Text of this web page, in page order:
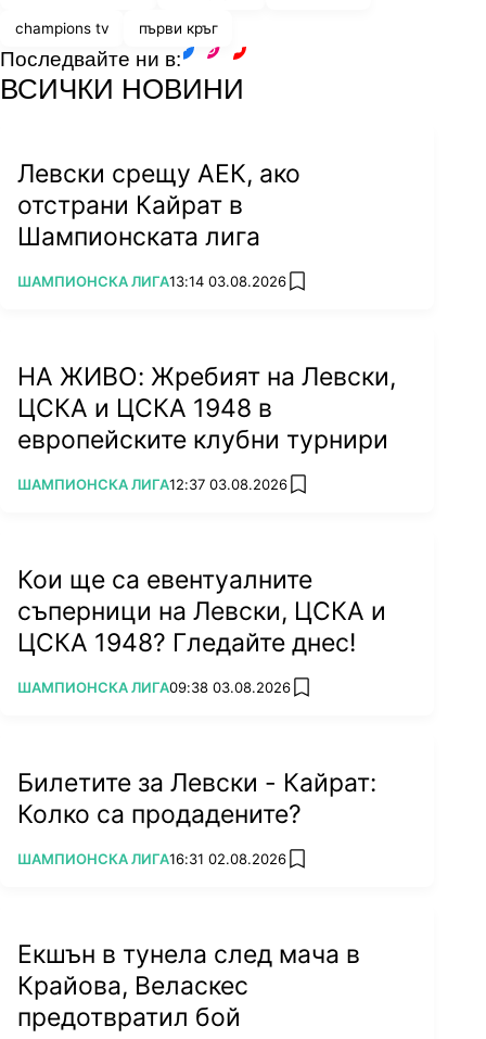
champions tv първи кръг
Последвайте ни в:
ВСИЧКИ НОВИНИ
Левски срещу АЕК, ако
отстрани Кайрат в
Шампионската лига
ПОВЕЧЕ ОТ
ШАМПИОНСКА ЛИГА13:14 03.08.2026 add favorites
НА ЖИВО: Жребият на Левски,
ЦСКА и ЦСКА 1948 в
европейските клубни турнири
ПОВЕЧЕ ОТ
ШАМПИОНСКА ЛИГА12:37 03.08.2026 add favorites
Кои ще са евентуалните
съперници на Левски, ЦСКА и
ЦСКА 1948? Гледайте днес!
ПОВЕЧЕ ОТ
ШАМПИОНСКА ЛИГА09:38 03.08.2026 add favorites
Билетите за Левски - Кайрат:
Колко са продадените?
ПОВЕЧЕ ОТ
ШАМПИОНСКА ЛИГА16:31 02.08.2026 add favorites
Екшън в тунела след мача в
Крайова, Веласкес
предотвратил бой